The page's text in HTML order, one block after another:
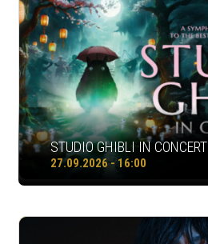
STUDIO GHIBLI IN CONCERT
27.09.2026 - 16:00